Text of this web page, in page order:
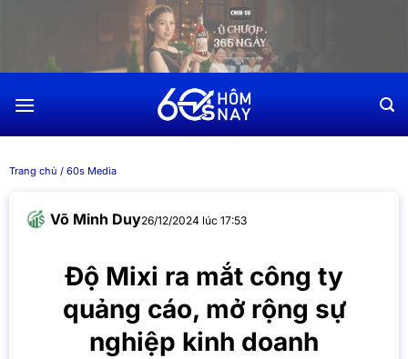
dung
Trang chủ / 60s Media
Võ Minh Duy26/12/2024 lúc 17:53
Độ Mixi ra mắt công ty
quảng cáo, mở rộng sự
nghiệp kinh doanh